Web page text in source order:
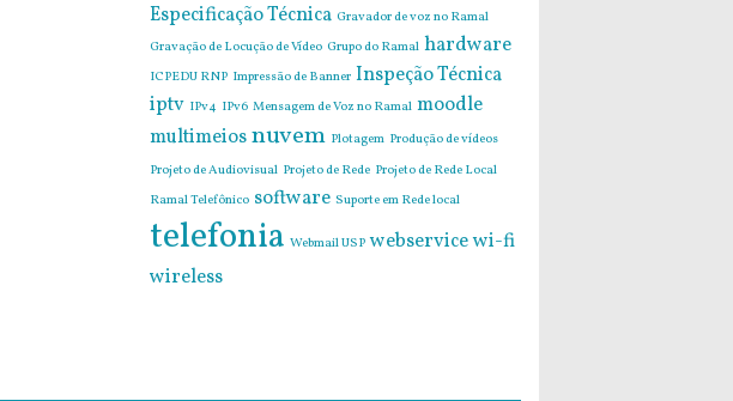
Especificação Técnica Gravador de voz no Ramal
Gravação de Locução de Vídeo Grupo do Ramal hardware
ICPEDU RNP Impressão de Banner Inspeção Técnica
iptv IPv4 IPv6 Mensagem de Voz no Ramal moodle
multimeiosnuvem Plotagem Produção de vídeos
Projeto de Audiovisual Projeto de Rede Projeto de Rede Local
Ramal Telefônico software Suporte em Rede local
telefonia Webmail USP webservicewi-fi
wireless